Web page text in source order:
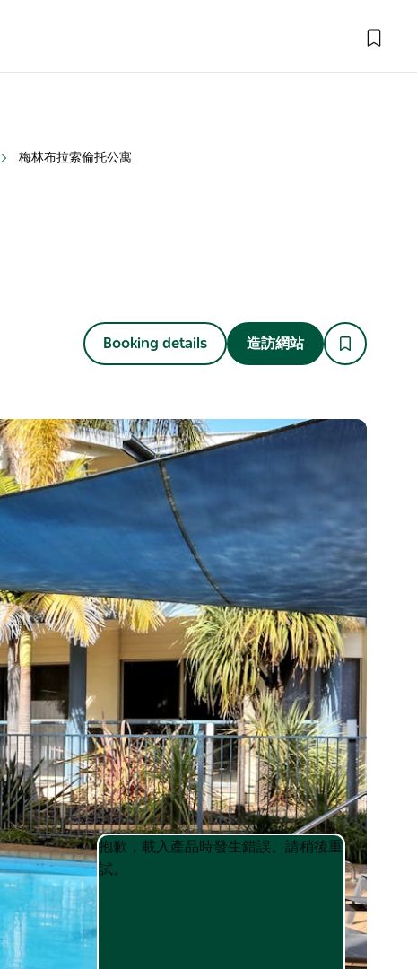
梅林布拉索倫托公寓
Booking details 造訪網站
Product
List
Product
List
抱歉，載入產品時發生錯誤。請稍後重
試。